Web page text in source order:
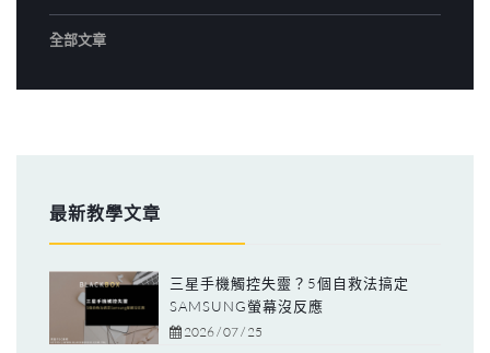
全部文章
最新教學文章
三星手機觸控失靈？5個自救法搞定
SAMSUNG螢幕沒反應
2026 / 07 / 25